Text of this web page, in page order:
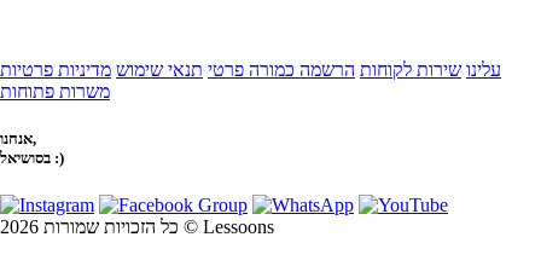
עלינו שירות לקוחות הרשמה כמורה פרטי תנאי שימוש מדיניות פרטיות
משרות פתוחות
אנחנו,
בסושיאל :)
כל הזכויות שמורות 2026 © Lessoons